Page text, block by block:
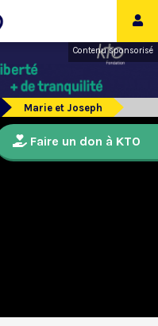
Contenu sponsorisé
Marie et Joseph
Faire un don à KTO